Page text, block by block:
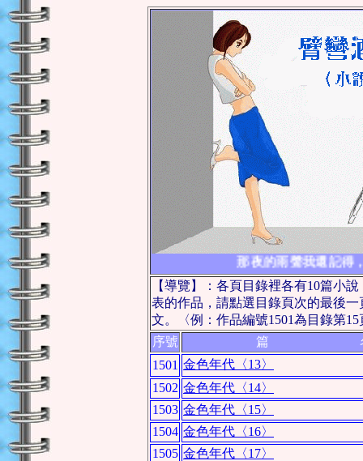
那夜的雨聲我還記得
【導覽】：各頁目錄裡各有10篇小
表的作品，請點選目錄頁次的最後
文。〈例：作品編號1501為目錄第
序號
篇
1501 金色年代〈13〉
1502 金色年代〈14〉
1503 金色年代〈15〉
1504 金色年代〈16〉
1505 金色年代〈17〉